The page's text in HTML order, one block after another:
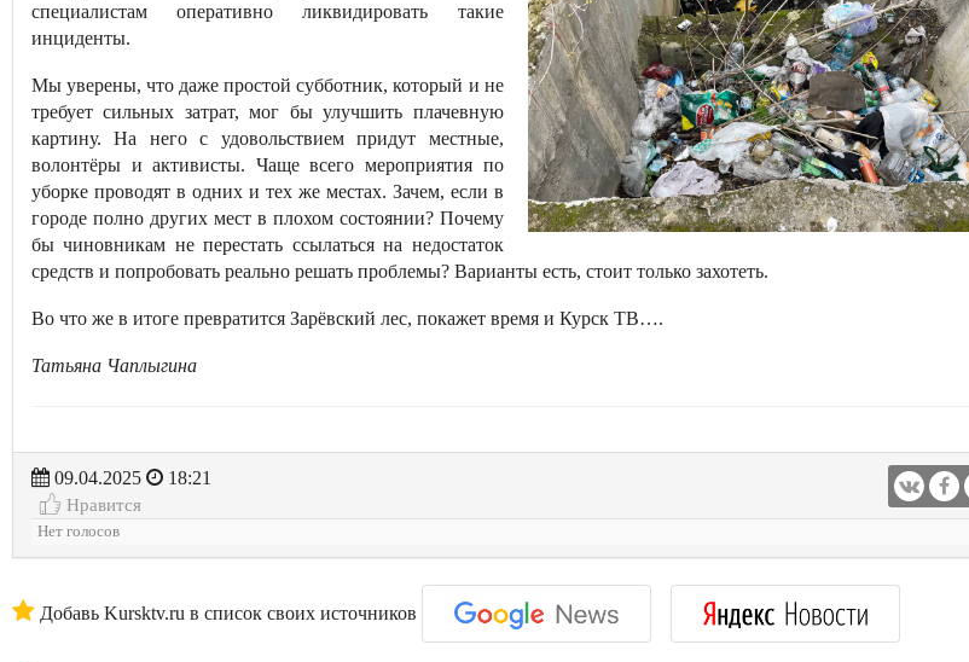
специалистам оперативно ликвидировать такие
инциденты.
Мы уверены, что даже простой субботник, который и не
требует сильных затрат, мог бы улучшить плачевную
картину. На него с удовольствием придут местные,
волонтёры и активисты. Чаще всего мероприятия по
уборке проводят в одних и тех же местах. Зачем, если в
городе полно других мест в плохом состоянии? Почему
бы чиновникам не перестать ссылаться на недостаток
средств и попробовать реально решать проблемы? Варианты есть, стоит только захотеть.
Во что же в итоге превратится Зарёвский лес, покажет время и Курск ТВ….
Татьяна Чаплыгина
09.04.2025
18:21
Нравится
Нет голосов
Добавь Kursktv.ru в список своих источников